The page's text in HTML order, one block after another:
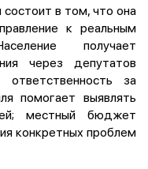
в том, что она
к реальным
получает
через депутатов
за
помогает выявлять
местный бюджет
конкретных проблем